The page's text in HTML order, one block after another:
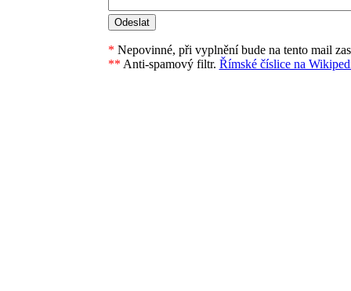
* Nepovinné, při vyplnění bude na tento mail
** Anti-spamový filtr. Římské číslice na